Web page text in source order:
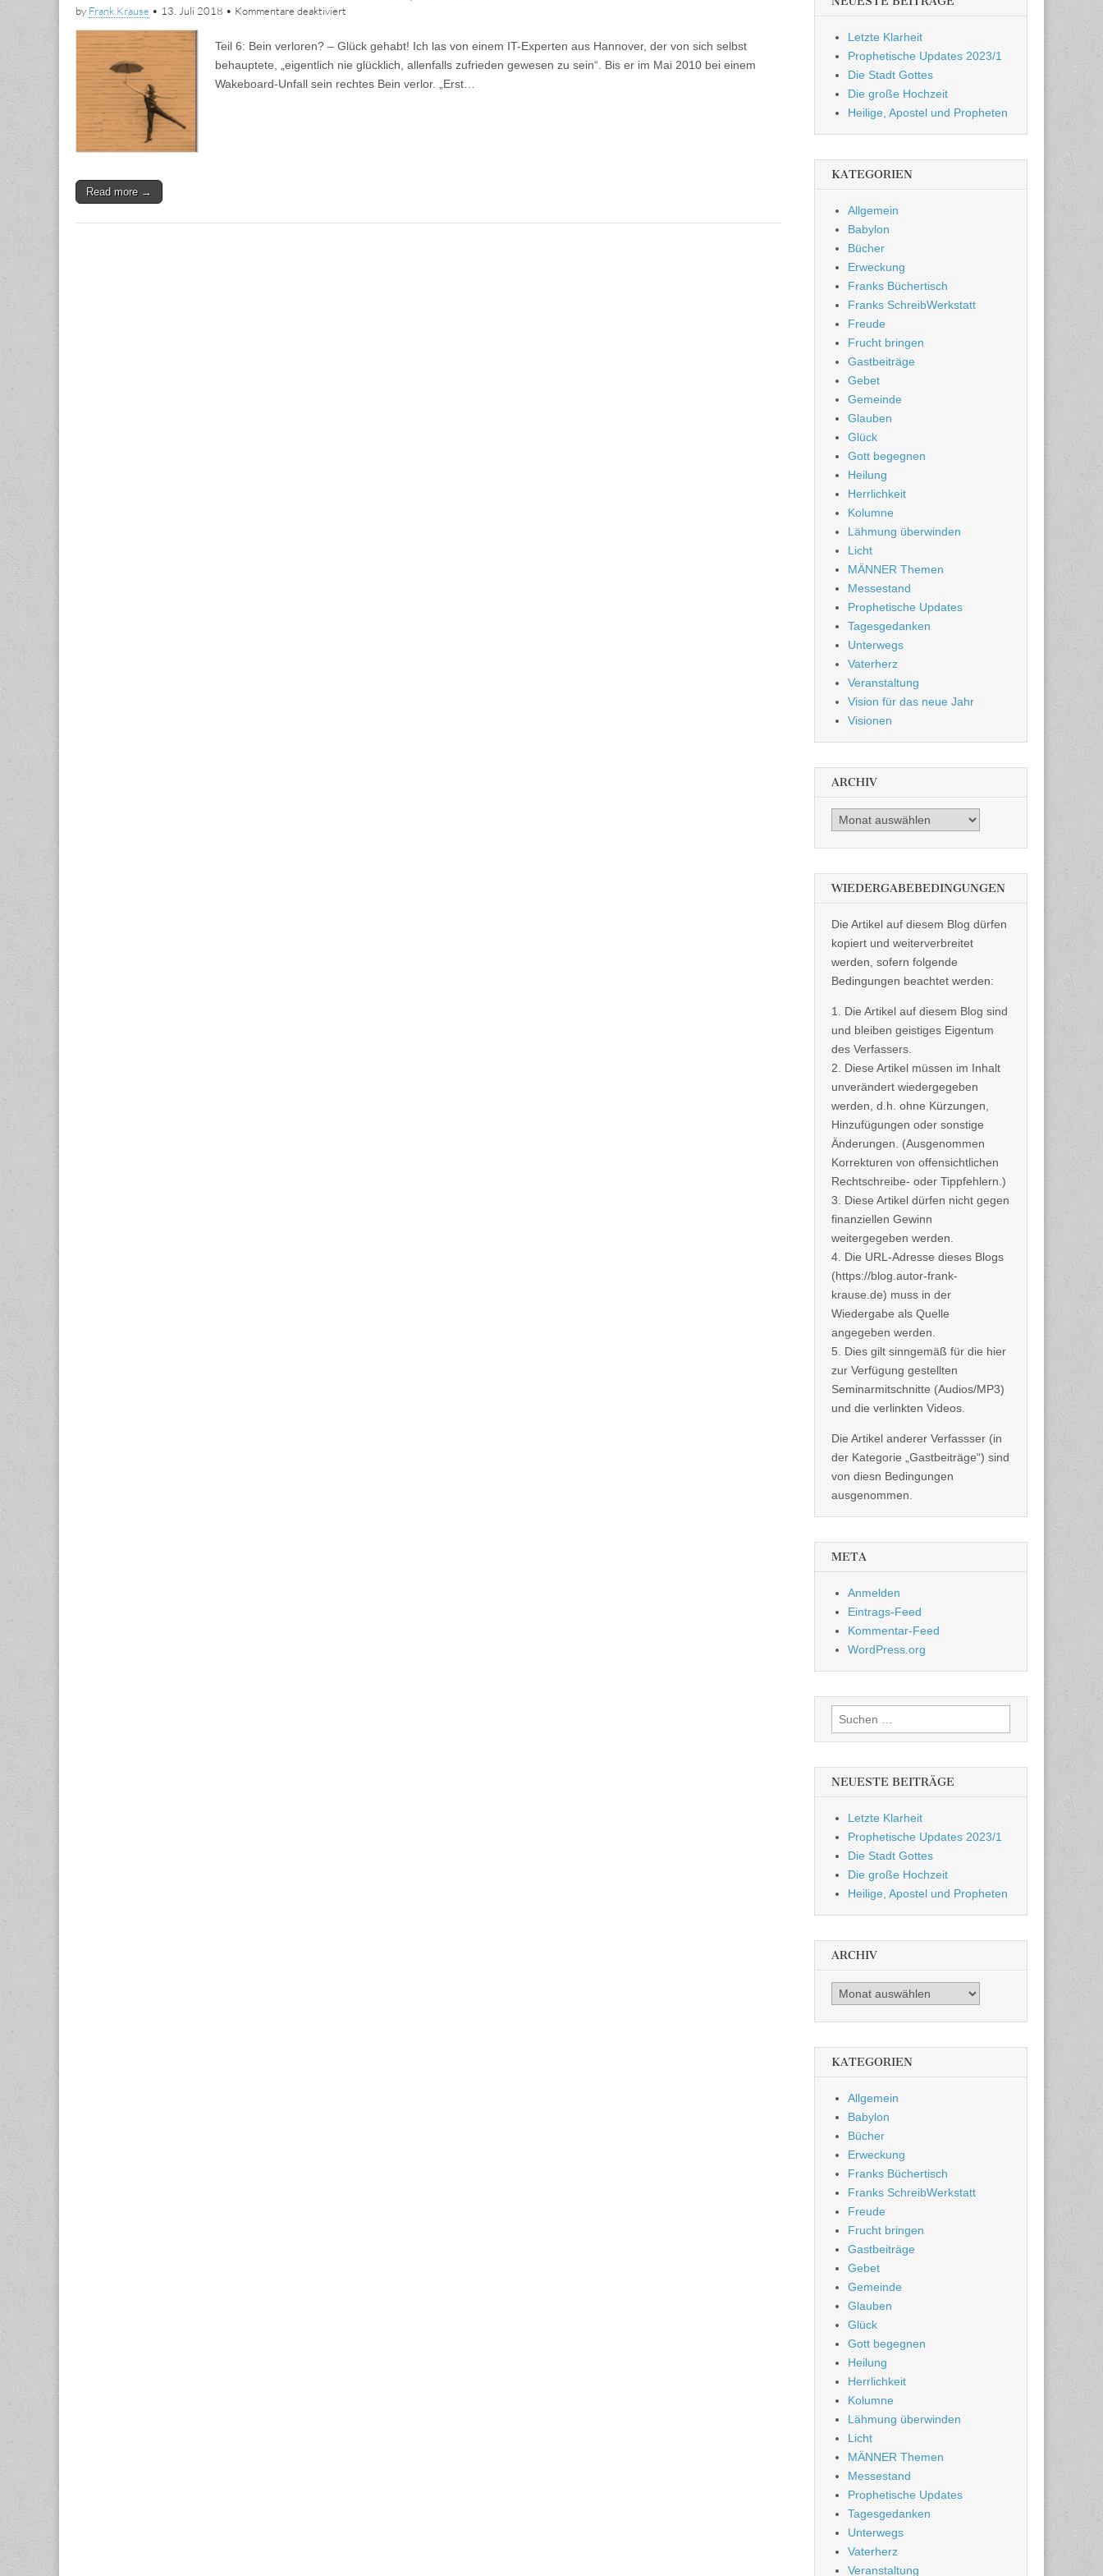
by Frank Krause • 13. Juli 2018 • Kommentare deaktiviert
des
Glücks,
Teil
6
Teil 6: Bein verloren? – Glück gehabt! Ich las von einem IT-Experten aus Hannover, der von sich selbst
behauptete, „eigentlich nie glücklich, allenfalls zufrieden gewesen zu sein“. Bis er im Mai 2010 bei einem
Wakeboard-Unfall sein rechtes Bein verlor. „Erst…
Read more →
Letzte Klarheit
Prophetische Updates 2023/1
Die Stadt Gottes
Die große Hochzeit
Heilige, Apostel und Propheten
KATEGORIEN
Allgemein
Babylon
Bücher
Erweckung
Franks Büchertisch
Franks SchreibWerkstatt
Freude
Frucht bringen
Gastbeiträge
Gebet
Gemeinde
Glauben
Glück
Gott begegnen
Heilung
Herrlichkeit
Kolumne
Lähmung überwinden
Licht
MÄNNER Themen
Messestand
Prophetische Updates
Tagesgedanken
Unterwegs
Vaterherz
Veranstaltung
Vision für das neue Jahr
Visionen
ARCHIV
Archiv
WIEDERGABEBEDINGUNGEN
Die Artikel auf diesem Blog dürfen
kopiert und weiterverbreitet
werden, sofern folgende
Bedingungen beachtet werden:
1. Die Artikel auf diesem Blog sind
und bleiben geistiges Eigentum
des Verfassers.
2. Diese Artikel müssen im Inhalt
unverändert wiedergegeben
werden, d.h. ohne Kürzungen,
Hinzufügungen oder sonstige
Änderungen. (Ausgenommen
Korrekturen von offensichtlichen
Rechtschreibe- oder Tippfehlern.)
3. Diese Artikel dürfen nicht gegen
finanziellen Gewinn
weitergegeben werden.
4. Die URL-Adresse dieses Blogs
(https://blog.autor-frank-
krause.de) muss in der
Wiedergabe als Quelle
angegeben werden.
5. Dies gilt sinngemäß für die hier
zur Verfügung gestellten
Seminarmitschnitte (Audios/MP3)
und die verlinkten Videos.
Die Artikel anderer Verfassser (in
der Kategorie „Gastbeiträge“) sind
von diesn Bedingungen
ausgenommen.
META
Anmelden
Eintrags-Feed
Kommentar-Feed
WordPress.org
Suchen
nach:
NEUESTE BEITRÄGE
Letzte Klarheit
Prophetische Updates 2023/1
Die Stadt Gottes
Die große Hochzeit
Heilige, Apostel und Propheten
ARCHIV
Archiv
KATEGORIEN
Allgemein
Babylon
Bücher
Erweckung
Franks Büchertisch
Franks SchreibWerkstatt
Freude
Frucht bringen
Gastbeiträge
Gebet
Gemeinde
Glauben
Glück
Gott begegnen
Heilung
Herrlichkeit
Kolumne
Lähmung überwinden
Licht
MÄNNER Themen
Messestand
Prophetische Updates
Tagesgedanken
Unterwegs
Vaterherz
Veranstaltung